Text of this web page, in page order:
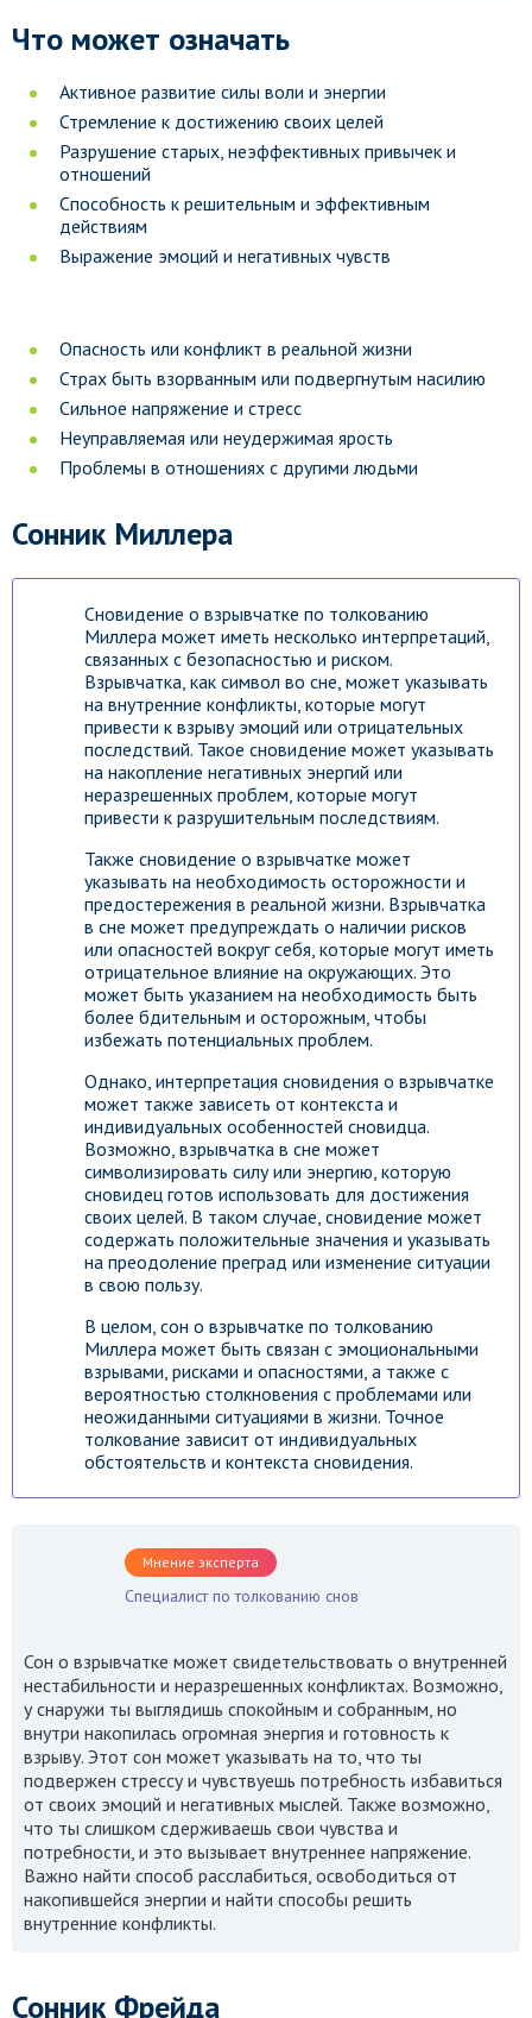
Что может означать
Активное развитие силы воли и энергии
Стремление к достижению своих целей
Разрушение старых, неэффективных привычек и
отношений
Способность к решительным и эффективным
действиям
Выражение эмоций и негативных чувств
Опасность или конфликт в реальной жизни
Страх быть взорванным или подвергнутым насилию
Сильное напряжение и стресс
Неуправляемая или неудержимая ярость
Проблемы в отношениях с другими людьми
Сонник Миллера
Сновидение о взрывчатке по толкованию
Миллера может иметь несколько интерпретаций,
связанных с безопасностью и риском.
Взрывчатка, как символ во сне, может указывать
на внутренние конфликты, которые могут
привести к взрыву эмоций или отрицательных
последствий. Такое сновидение может указывать
на накопление негативных энергий или
неразрешенных проблем, которые могут
привести к разрушительным последствиям.
Также сновидение о взрывчатке может
указывать на необходимость осторожности и
предостережения в реальной жизни. Взрывчатка
в сне может предупреждать о наличии рисков
или опасностей вокруг себя, которые могут иметь
отрицательное влияние на окружающих. Это
может быть указанием на необходимость быть
более бдительным и осторожным, чтобы
избежать потенциальных проблем.
Однако, интерпретация сновидения о взрывчатке
может также зависеть от контекста и
индивидуальных особенностей сновидца.
Возможно, взрывчатка в сне может
символизировать силу или энергию, которую
сновидец готов использовать для достижения
своих целей. В таком случае, сновидение может
содержать положительные значения и указывать
на преодоление преград или изменение ситуации
в свою пользу.
В целом, сон о взрывчатке по толкованию
Миллера может быть связан с эмоциональными
взрывами, рисками и опасностями, а также с
вероятностью столкновения с проблемами или
неожиданными ситуациями в жизни. Точное
толкование зависит от индивидуальных
обстоятельств и контекста сновидения.
Мнение эксперта
Специалист по толкованию снов
Сон о взрывчатке может свидетельствовать о внутренней
нестабильности и неразрешенных конфликтах. Возможно,
у снаружи ты выглядишь спокойным и собранным, но
внутри накопилась огромная энергия и готовность к
взрыву. Этот сон может указывать на то, что ты
подвержен стрессу и чувствуешь потребность избавиться
от своих эмоций и негативных мыслей. Также возможно,
что ты слишком сдерживаешь свои чувства и
потребности, и это вызывает внутреннее напряжение.
Важно найти способ расслабиться, освободиться от
накопившейся энергии и найти способы решить
внутренние конфликты.
Сонник Фрейда